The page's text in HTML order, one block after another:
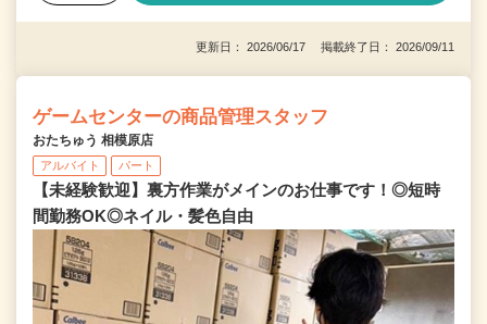
更新日： 2026/06/17 掲載終了日： 2026/09/11
ゲームセンターの商品管理スタッフ
おたちゅう 相模原店
アルバイト パート
【未経験歓迎】裏方作業がメインのお仕事です！◎短時
間勤務OK◎ネイル・髪色自由